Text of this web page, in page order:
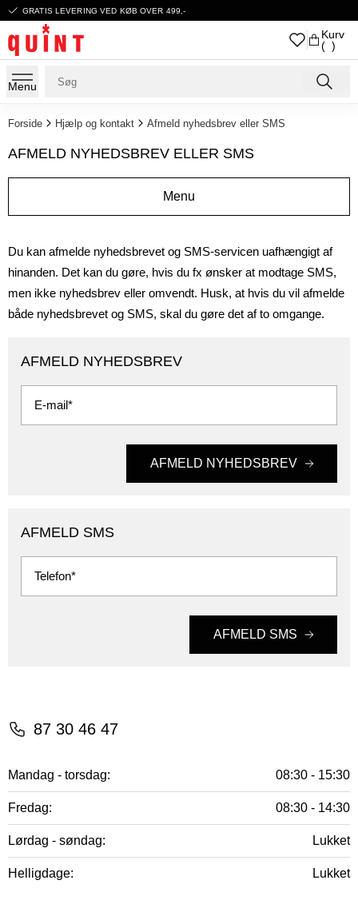
GRATIS LEVERING VED KØB OVER 499,-
Kurv
( )
Menu
Forside Hjælp og kontakt Afmeld nyhedsbrev eller SMS
AFMELD NYHEDSBREV ELLER SMS
Menu
Du kan afmelde nyhedsbrevet og SMS-servicen uafhængigt af
hinanden. Det kan du gøre, hvis du fx ønsker at modtage SMS,
men ikke nyhedsbrev eller omvendt. Husk, at hvis du vil afmelde
både nyhedsbrevet og SMS, skal du gøre det af to omgange.
AFMELD NYHEDSBREV
E-mail*
AFMELD NYHEDSBREV
AFMELD SMS
Telefon*
AFMELD SMS
87 30 46 47
Mandag - torsdag: 08:30 - 15:30
Fredag: 08:30 - 14:30
Lørdag - søndag: Lukket
Helligdage: Lukket